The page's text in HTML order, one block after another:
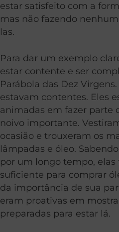
estar satisfeito com a
mas não fazendo
las.
Para dar um exemplo
estar contente e ser
Parábola das Dez
estavam contentes. Eles
animadas em fazer parte
noivo importante.
ocasião e trouxeram os
lâmpadas e óleo.
por um longo tempo, elas
suficiente para comprar
da importância de sua
eram proativas em
preparadas para estar lá.